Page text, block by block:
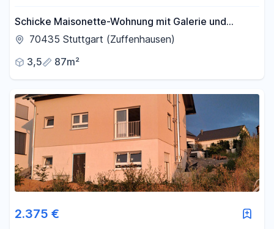
Schicke Maisonette-Wohnung mit Galerie und
Loftcharakter | 2 Bäder
70435 Stuttgart (Zuffenhausen)
3,5
87m²
2.375 €